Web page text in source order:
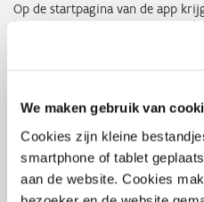
We maken gebruik van
Cookies zijn kleine
smartphone of tablet
aan de website. Cookies
Op de startpagina van de app
laatste VLAIO-nieuws te zien. In
personaliseren door de thema’s
interesse aansluiten,
Je kan ook meteen je vraag
de website en won meteen brons
competitie. De chatbot in de
VLAIO-website en gebruikt een
bron. Dit jaar werd de chatbot